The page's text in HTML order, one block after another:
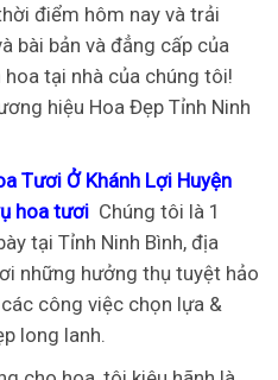
điểm hôm nay và trải
bài bản và đẳng cấp của
tại nhà của chúng tôi!
hiệu Hoa Đẹp Tỉnh Ninh
Tươi Ở Khánh Lợi Huyện
hoa tươi Chúng tôi là 1
tại Tỉnh Ninh Bình, địa
những hưởng thụ tuyệt hảo
công việc chọn lựa &
long lanh.